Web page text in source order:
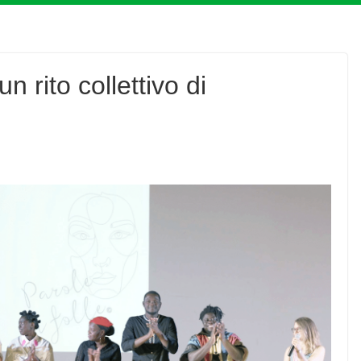
rito collettivo di